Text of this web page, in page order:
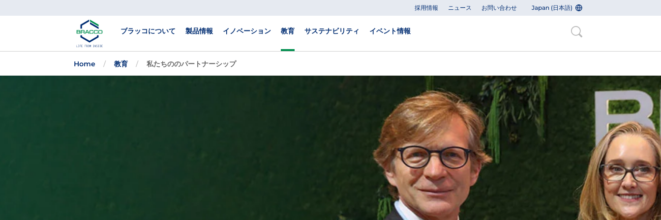
採用情報 ニュース お問い合わせ Japan (日本語)
ブラッコについて 製品情報 イノベーション 教育 サステナビリティ イベント情報
Home 教育 私たちののパートナーシップ